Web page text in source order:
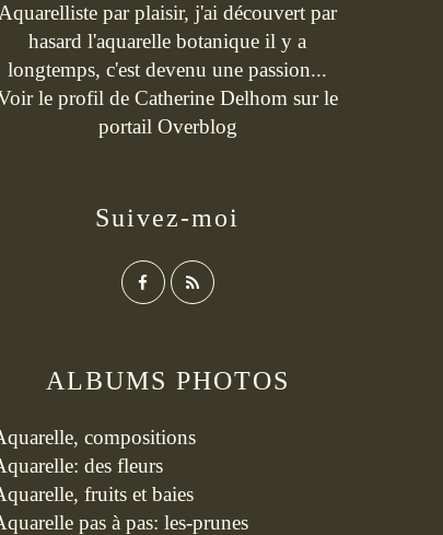
ALBUMS PHOTOS
compositions
des fleurs
fruits et baies
pas à pas: les-prunes
Suivez-moi
Aquarelliste par plaisir, j'ai découvert par
hasard l'aquarelle botanique il y a
longtemps, c'est devenu une passion...
le profil de Catherine Delhom sur le
portail Overblog